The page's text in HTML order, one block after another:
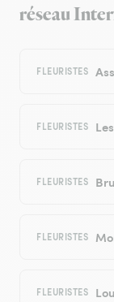
réseau
FLEURISTES
FLEURISTES
FLEURISTES
FLEURISTES
FLEURISTES